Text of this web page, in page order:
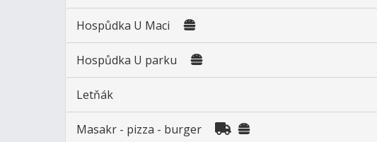
Hospůdka U Maci
Hospůdka U parku
Letňák
Masakr - pizza - burger